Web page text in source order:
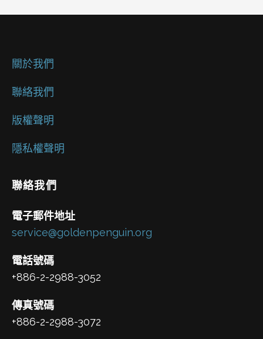
關於我們
聯絡我們
版權聲明
隱私權聲明
聯絡我們
電子郵件地址
service@goldenpenguin.org
電話號碼
+886-2-2988-3052
傳真號碼
+886-2-2988-3072